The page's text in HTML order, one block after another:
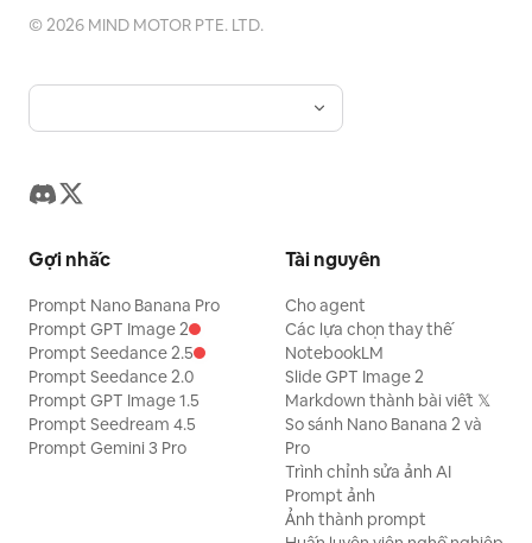
©2026 MIND MOTOR PTE. LTD.
Gợi nhắc
Prompt Nano Banana Pro
Prompt GPT Image 2
Prompt Seedance 2.5
Prompt Seedance 2.0
Prompt GPT Image 1.5
Prompt Seedream 4.5
Prompt Gemini 3 Pro
Tài nguyên
Cho agent
Các lựa chọn thay thế
NotebookLM
Slide GPT Image 2
Markdown thành bài viết 𝕏
So sánh Nano Banana 2 và
Pro
Trình chỉnh sửa ảnh AI
Prompt ảnh
Ảnh thành prompt